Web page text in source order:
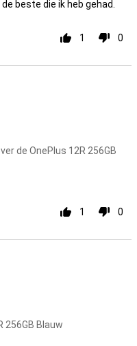
beste die ik heb gehad.
1 0
de OnePlus 12R 256GB
1 0
256GB Blauw